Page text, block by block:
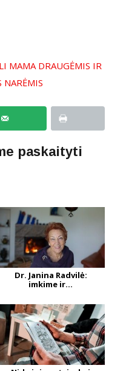
MAMA DRAUGĖMIS IR
NARĖMIS
paskaityti
Dr. Janina Radvilė:
imkime ir...